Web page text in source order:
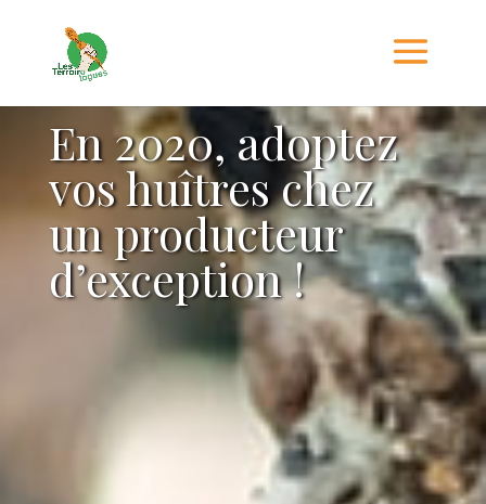
En 2020, adoptez
vos huîtres chez
un producteur
d’exception !